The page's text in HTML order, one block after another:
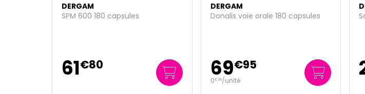
DERGAM
SPM 600 180 capsules
61€80
DERGAM
Donalis voie orale 180 capsules
69€95
0€39/unité